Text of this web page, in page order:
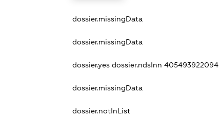
dossier.missingData
dossier.missingData
dossier.yes dossier.ndsInn 405493922094
dossier.missingData
dossier.notInList